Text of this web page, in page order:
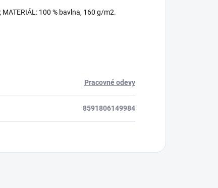
100 % bavlna, 160 g/m2.
Pracovné odevy
8591806149984